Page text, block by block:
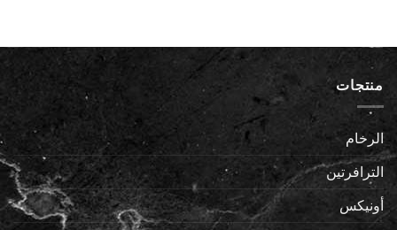
منتجات
الرخام
الترافرتين
أونيكس